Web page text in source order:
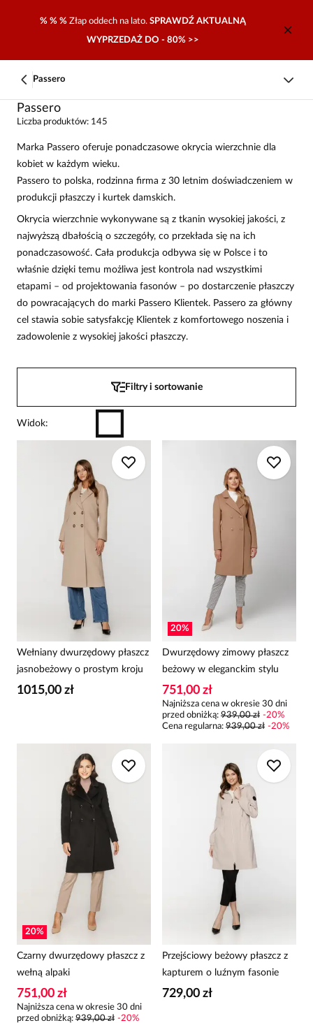
% % % Złap oddech na lato. SPRAWDŹ AKTUALNĄ
WYPRZEDAŻ DO - 80% >>
Passero
Passero
Liczba produktów: 145
Marka Passero oferuje ponadczasowe okrycia wierzchnie dla
kobiet w każdym wieku.
Passero to polska, rodzinna firma z 30 letnim doświadczeniem w
produkcji płaszczy i kurtek damskich.
Okrycia wierzchnie wykonywane są z tkanin wysokiej jakości, z
najwyższą dbałością o szczegóły, co przekłada się na ich
ponadczasowość. Cała produkcja odbywa się w Polsce i to
właśnie dzięki temu możliwa jest kontrola nad wszystkimi
etapami – od projektowania fasonów – po dostarczenie płaszczy
do powracających do marki Passero Klientek. Passero za główny
cel stawia sobie satysfakcję Klientek z komfortowego noszenia i
zadowolenie z wysokiej jakości płaszczy.
Filtry i sortowanie
Widok:
Wełniany dwurzędowy płaszcz
jasnobeżowy o prostym kroju
1015,00 zł
20%
Dwurzędowy zimowy płaszcz
beżowy w eleganckim stylu
751,00 zł
Najniższa cena w okresie 30 dni
przed obniżką: 939,00 zł -20%
Cena regularna: 939,00 zł -20%
20%
Czarny dwurzędowy płaszcz z
wełną alpaki
751,00 zł
Najniższa cena w okresie 30 dni
przed obniżką: 939,00 zł -20%
Przejściowy beżowy płaszcz z
kapturem o luźnym fasonie
729,00 zł